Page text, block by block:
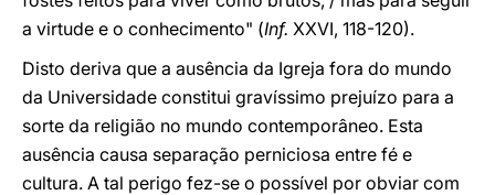
a virtude e o conhecimento" (Inf. XXVI, 118-120).
Disto deriva que a ausência da Igreja fora do mundo
da Universidade constitui gravíssimo prejuízo para a
sorte da religião no mundo contemporâneo. Esta
ausência causa separação perniciosa entre fé e
cultura. A tal perigo fez-se o possível por obviar com